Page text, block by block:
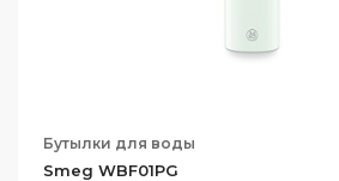
Бутылки для воды
Smeg WBF01PG